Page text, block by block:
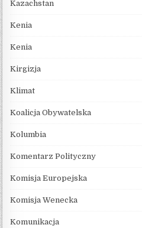
Kazachstan
Kenia
Kenia
Kirgizja
Klimat
Koalicja Obywatelska
Kolumbia
Komentarz Polityczny
Komisja Europejska
Komisja Wenecka
Komunikacja